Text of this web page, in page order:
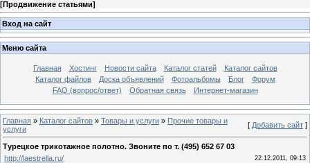
[Продвижение статьями]
Вход на сайт
Меню сайта
Главная Хостинг Новости сайта Каталог статей
Каталог сайтов
Каталог файлов
Доска объявлений Фотоальбомы Блог
Форум
FAQ (вопрос/ответ)
Обратная связь Интернет-магазин
Главная » Каталог сайтов » Товары и услуги » Прочие товары и
услуги
[ Добавить сайт ]
Турецкое трикотажное полотно. Звоните по т. (495) 652 67 03
http://laestrella.ru/
22.12.2011, 09:13